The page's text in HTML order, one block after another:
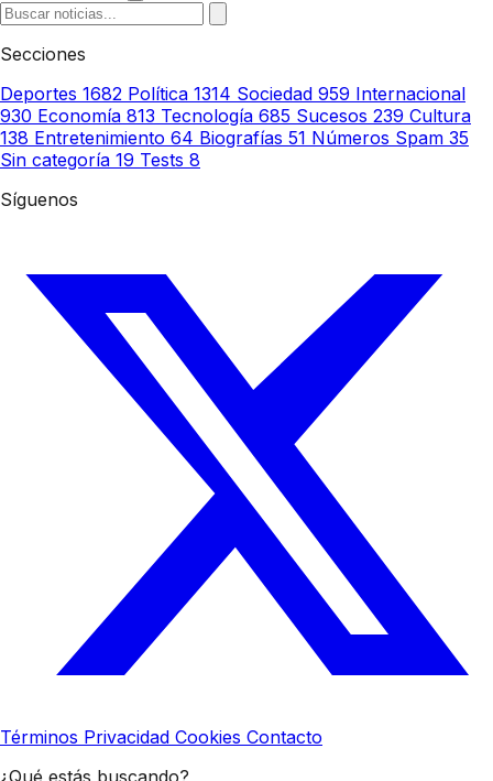
Secciones
Deportes 1682 Política 1314 Sociedad 959 Internacional
930 Economía 813 Tecnología 685 Sucesos 239 Cultura
138 Entretenimiento 64 Biografías 51 Números Spam 35
Sin categoría 19 Tests 8
Síguenos
Términos Privacidad Cookies Contacto
¿Qué estás buscando?